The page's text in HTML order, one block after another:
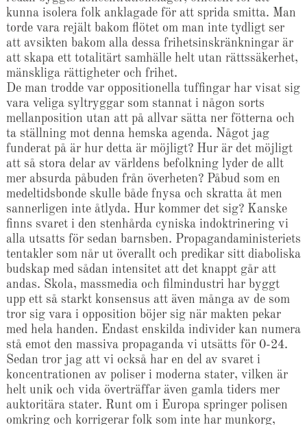
kunna isolera folk anklagade för att sprida smitta. Man
torde vara rejält bakom flötet om man inte tydligt ser
att avsikten bakom alla dessa frihetsinskränkningar är
att skapa ett totalitärt samhälle helt utan rättssäkerhet,
mänskliga rättigheter och frihet.
De man trodde var oppositionella tuffingar har visat sig
vara veliga syltryggar som stannat i någon sorts
mellanposition utan att på allvar sätta ner fötterna och
ta ställning mot denna hemska agenda. Något jag
funderat på är hur detta är möjligt? Hur är det möjligt
att så stora delar av världens befolkning lyder de allt
mer absurda påbuden från överheten? Påbud som en
medeltidsbonde skulle både fnysa och skratta åt men
sannerligen inte åtlyda. Hur kommer det sig? Kanske
finns svaret i den stenhårda cyniska indoktrinering vi
alla utsatts för sedan barnsben. Propagandaministeriets
tentakler som når ut överallt och predikar sitt diaboliska
budskap med sådan intensitet att det knappt går att
andas. Skola, massmedia och filmindustri har byggt
upp ett så starkt konsensus att även många av de som
tror sig vara i opposition böjer sig när makten pekar
med hela handen. Endast enskilda individer kan numera
stå emot den massiva propaganda vi utsätts för 0-24.
Sedan tror jag att vi också har en del av svaret i
koncentrationen av poliser i moderna stater, vilken är
helt unik och vida överträffar även gamla tiders mer
auktoritära stater. Runt om i Europa springer polisen
omkring och korrigerar folk som inte har munkorg,